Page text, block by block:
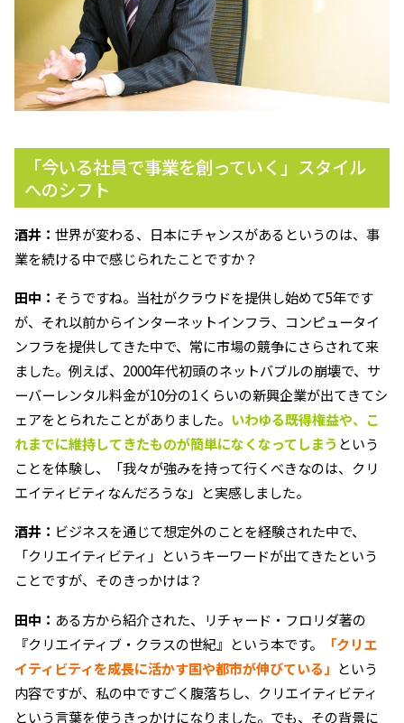
「今いる社員で事業を創っていく」スタイル
へのシフト
酒井：世界が変わる、日本にチャンスがあるというのは、事
業を続ける中で感じられたことですか？
田中： そうですね。当社がクラウドを提供し始めて5年です
が、それ以前からインターネットインフラ、コンピュータイ
ンフラを提供してきた中で、常に市場の競争にさらされて来
ました。例えば、2000年代初頭のネットバブルの崩壊で、サ
ーバーレンタル料金が10分の1くらいの新興企業が出てきてシ
ェアをとられたことがありました。 いわゆる既得権益や、こ
れまでに維持してきたものが簡単になくなってしまう という
ことを体験し、「我々が強みを持って行くべきなのは、クリ
エイティビティなんだろうな」と実感しました。
酒井： ビジネスを通じて想定外のことを経験された中で、
「クリエイティビティ」というキーワードが出てきたという
ことですが、そのきっかけは？
田中： ある方から紹介された、リチャード・フロリダ著の
『クリエイティブ・クラスの世紀』という本です。
「クリエ
イティビティを成長に活かす国や都市が伸びている」 という
内容ですが、私の中ですごく腹落ちし、クリエイティビティ
という言葉を使うきっかけになりました。でも、その背景に